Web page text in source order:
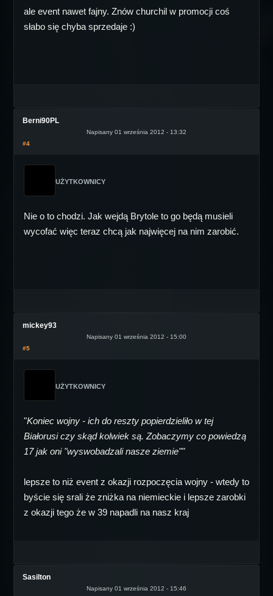
ale event nawet fajny. Znów churchil w promocji coś
słabo się chyba sprzedaje :)
Berni90PL
Napisany 01 września 2012 - 13:32
#4
UŻYTKOWNICY
Nie o to chodzi. Jak wejdą Brytole to go będą musieli
wycofać więc teraz chcą jak najwięcej na nim zarobić.
mickey93
Napisany 01 września 2012 - 15:00
#5
UŻYTKOWNICY
"Koniec wojny - ich do reszty popierdzieliło w tej
Białorusi czy skąd kolwiek są. Zobaczymy co powiedzą
17 jak oni "wyswobadzali nasze ziemie""
lepsze to niż event z okazji rozpoczęcia wojny - wtedy to
byście się srali że zniżka na niemieckie i lepsze zarobki
z okazji tego że w 39 napadli na nasz kraj
Sasilton
Napisany 01 września 2012 - 15:46